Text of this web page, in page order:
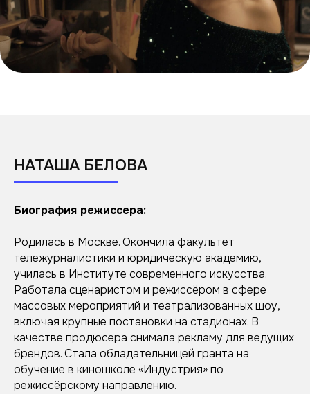
НАТАША БЕЛОВА
Биография режиссера:
Родилась в Москве. Окончила факультет
тележурналистики и юридическую академию,
училась в Институте современного искусства.
Работала сценаристом и режиссёром в сфере
массовых мероприятий и театрализованных шоу,
включая крупные постановки на стадионах. В
качестве продюсера снимала рекламу для ведущих
брендов. Стала обладательницей гранта на
обучение в киношколе «Индустрия» по
режиссёрскому направлению.